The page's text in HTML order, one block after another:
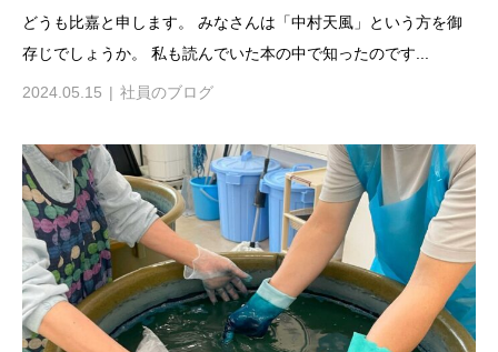
どうも比嘉と申します。 みなさんは「中村天風」という方を御
存じでしょうか。 私も読んでいた本の中で知ったのです...
2024.05.15 社員のブログ